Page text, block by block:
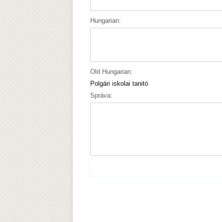
Hungarian:
Old Hungarian:
Polgári iskolai tanitó
Správa: